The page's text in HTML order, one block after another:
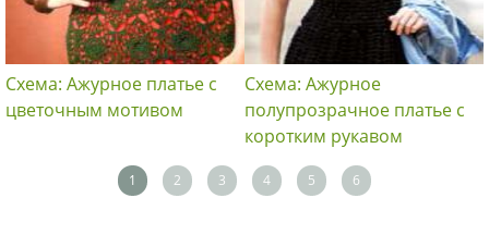
Схема: Ажурное платье с
цветочным мотивом
Схема: Ажурное
полупрозрачное платье с
коротким рукавом
1 2 3 4 5 6